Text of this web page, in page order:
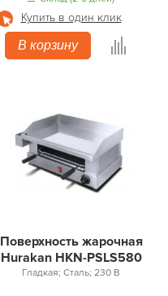
Купить в один клик
В корзину
Поверхность жарочная
Hurakan HKN-PSLS580
Гладкая; Сталь; 230 В